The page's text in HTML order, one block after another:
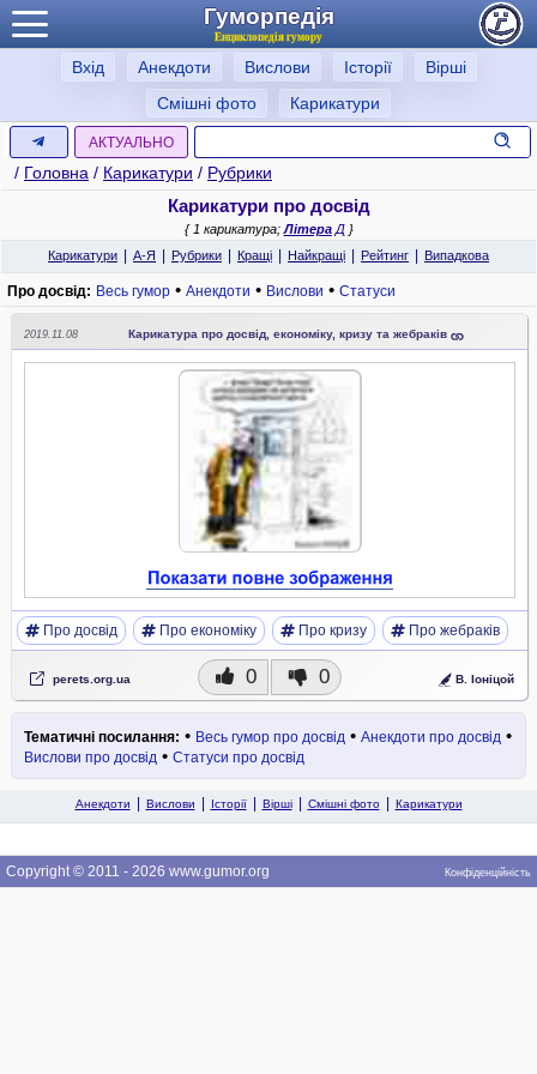
Гуморпедія
Енциклопедія гумору
Вхід Анекдоти Вислови Історії
Вірші
Смішні фото
Карикатури
АКТУАЛЬНО
/ Головна / Карикатури / Рубрики
Карикатури про досвід
{ 1 карикатура;ЛітераД}
Карикатури
А-Я Рубрики Кращі Найкращі Рейтинг Випадкова
Про досвід: Весь гумор • Анекдоти • Вислови • Статуси
2019.11.08 Карикатура про досвід, економіку, кризу та жебраків
Про досвід Про економіку Про кризу Про жебраків
perets.org.ua 0 0 В. Іоніцой
Тематичні посилання: • Весь гумор про досвід • Анекдоти про досвід •
Вислови про досвід • Статуси про досвід
Анекдоти Вислови Історії Вірші Смішні фото Карикатури
Copyright © 2011 - 2026 www.gumor.org Конфіденційність